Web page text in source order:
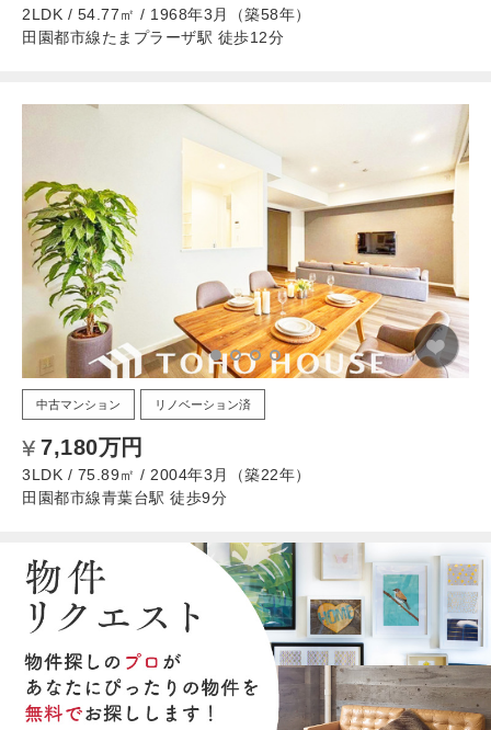
2LDK / 54.77㎡ / 1968年3月（築58年）
田園都市線たまプラーザ駅 徒歩12分
中古マンション リノベーション済
7,180万円
3LDK / 75.89㎡ / 2004年3月（築22年）
田園都市線青葉台駅 徒歩9分